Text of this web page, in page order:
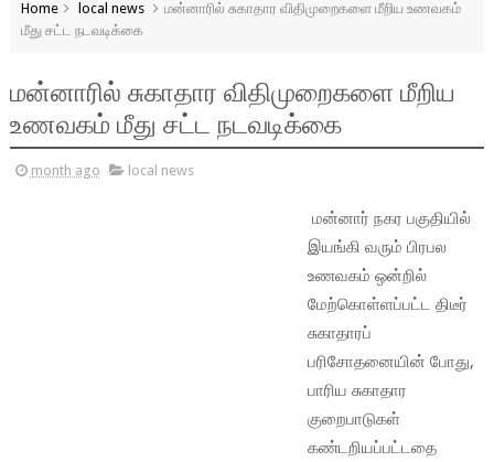
Home local news
மன்னாரில் சுகாதார விதிமுறைகளை மீறிய உணவகம்
மீது சட்ட நடவடிக்கை
மன்னாரில் சுகாதார விதிமுறைகளை மீறிய
உணவகம் மீது சட்ட நடவடிக்கை
month ago local news
மன்னார் நகர பகுதியில்
இயங்கி வரும் பிரபல
உணவகம் ஒன்றில்
மேற்கொள்ளப்பட்ட திடீர்
சுகாதாரப்
பரிசோதனையின் போது,
பாரிய சுகாதார
குறைபாடுகள்
கண்டறியப்பட்டதை